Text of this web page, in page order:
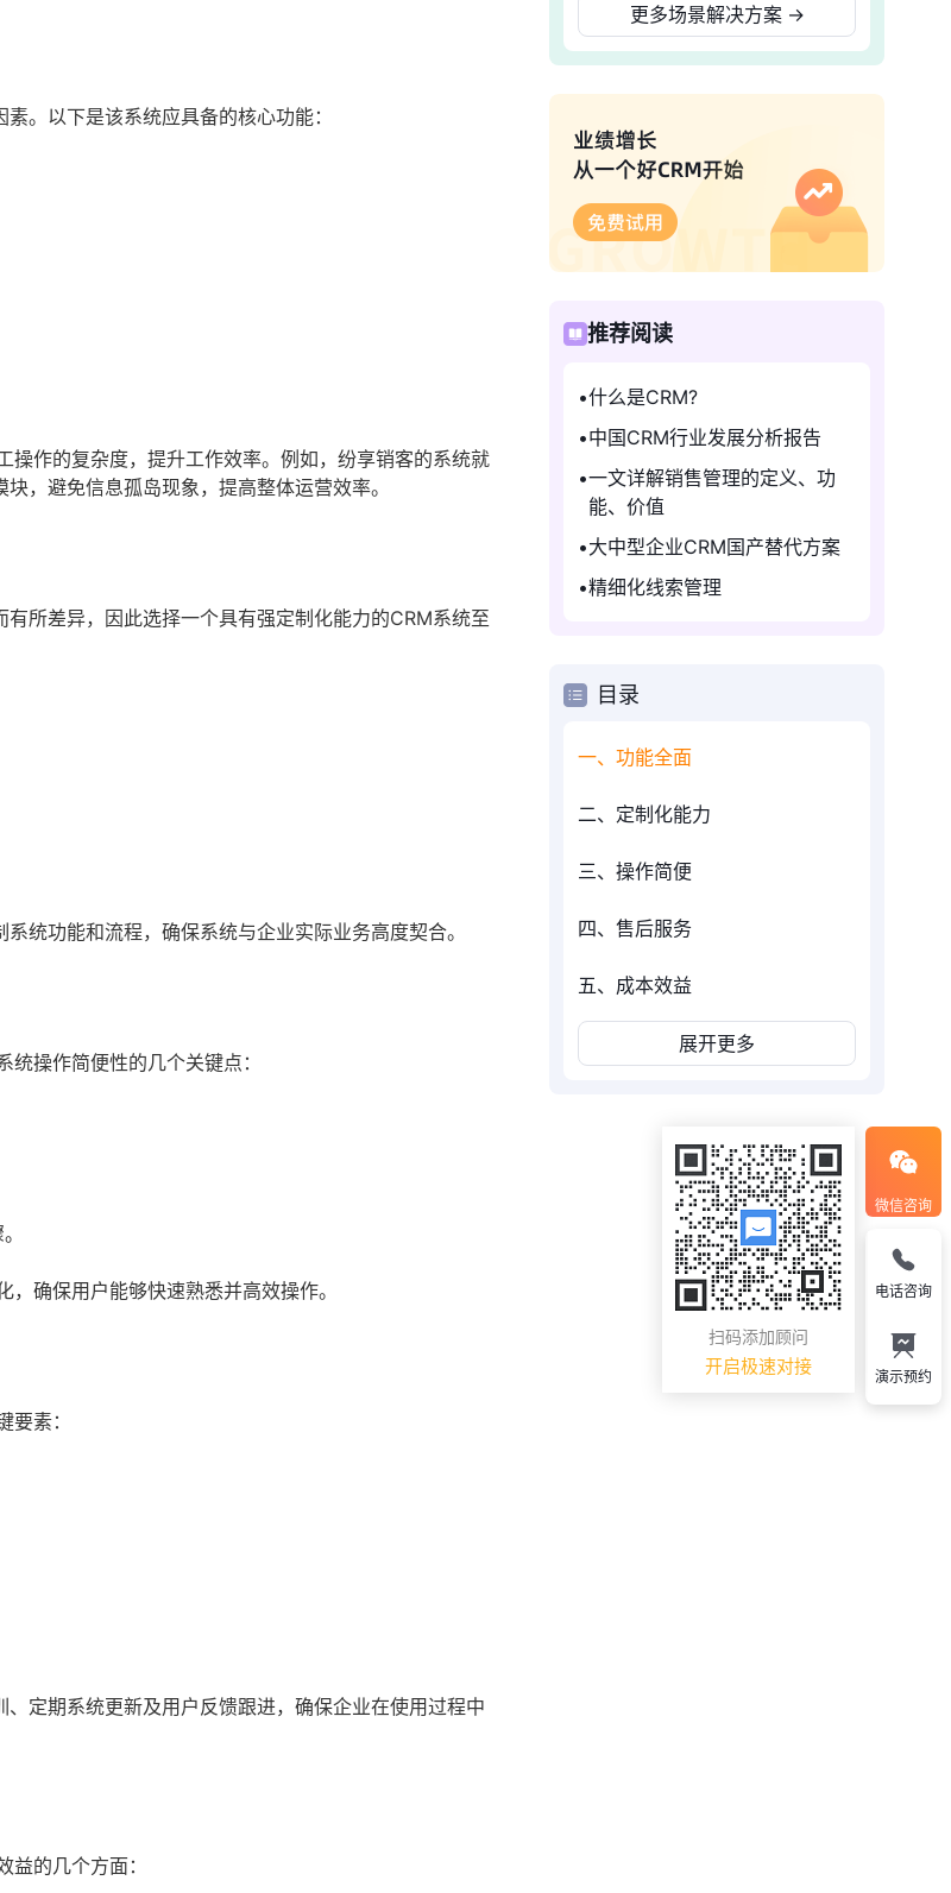
。以下是该系统应具备的核心功能：
作的复杂度，提升工作效率。例如，纷享销客的系统就
，避免信息孤岛现象，提高整体运营效率。
所差异，因此选择一个具有强定制化能力的CRM系统至
统功能和流程，确保系统与企业实际业务高度契合。
操作简便性的几个关键点：
确保用户能够快速熟悉并高效操作。
素：
定期系统更新及用户反馈跟进，确保企业在使用过程中
的几个方面：
更多场景解决方案 →
推荐阅读
什么是CRM?
中国CRM行业发展分析报告
一文详解销售管理的定义、功
能、价值
大中型企业CRM国产替代方案
精细化线索管理
目录
一、功能全面
二、定制化能力
三、操作简便
四、售后服务
五、成本效益
展开更多
微信咨询
扫码添加顾问
开启极速对接
电话咨询
演示预约